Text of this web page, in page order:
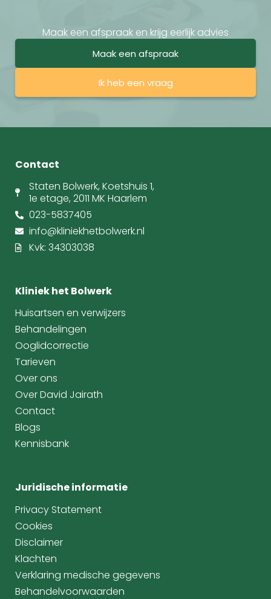
Maak een afspraak en krijg eerlijk advies
Maak een afspraak
Ik heb een vraag
Contact
Staten Bolwerk, Koetshuis 1,
1e etage, 2011 MK Haarlem
023-5837405
info@kliniekhetbolwerk.nl
Kvk: 34303038
Kliniek het Bolwerk
Huisartsen en verwijzers
Behandelingen
Ooglidcorrectie
Tarieven
Over ons
Over David Jairath
Contact
Blogs
Kennisbank
Juridische informatie
Privacy Statement
Cookies
Disclaimer
Klachten
Verklaring medische gegevens
Behandelvoorwaarden